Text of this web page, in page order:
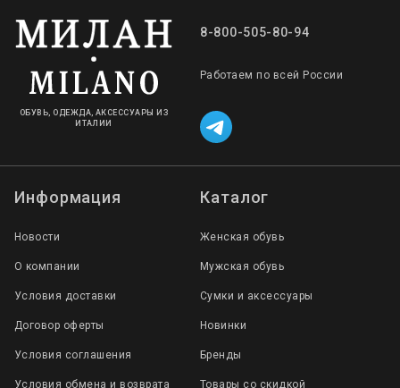
ОБУВЬ, ОДЕЖДА, АКСЕССУАРЫ ИЗ
ИТАЛИИ
8-800-505-80-94
Работаем по всей России
Информация
Новости
О компании
Условия доставки
Договор оферты
Условия соглашения
Условия обмена и возврата
Каталог
Женская обувь
Мужская обувь
Сумки и аксессуары
Новинки
Бренды
Товары со скидкой